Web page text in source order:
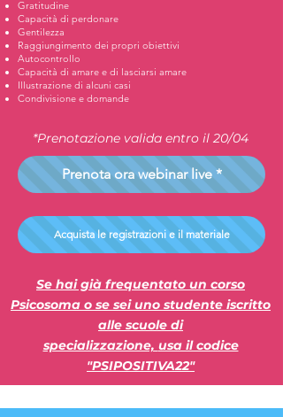
Gratitudine
Capacità di perdonare
Gentilezza
Raggiungimento dei propri obiettivi
Autocontrollo
Capacità di amare e di lasciarsi amare
Illustrazione di alcuni casi
Condivisione e domande
*Prenotazione valida entro il 20/04
Prenota ora webinar live *
Acquista le registrazioni e il materiale
Se hai già frequentato un corso
Psicosoma o se sei uno studente iscritto
alle scuole di
specializzazione, usa il codice
"PSIPOSITIVA22"